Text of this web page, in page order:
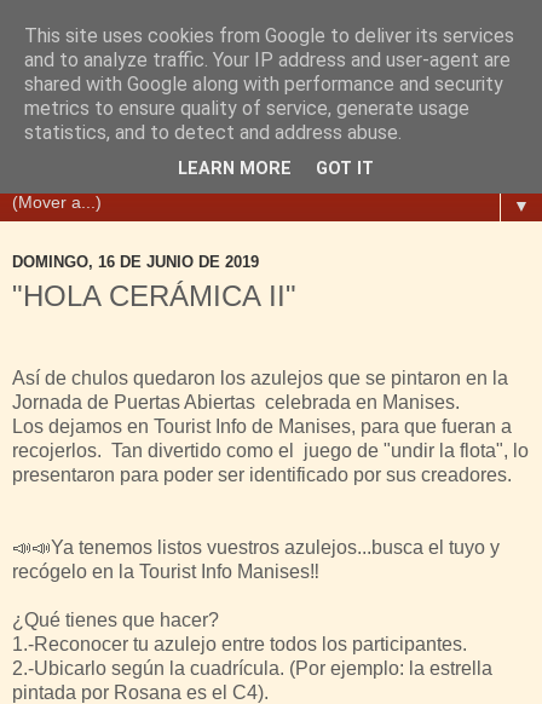
▼
DOMINGO, 16 DE JUNIO DE 2019
"HOLA CERÁMICA II"
Así de chulos quedaron los azulejos que se pintaron en la
Jornada de Puertas Abiertas celebrada en Manises.
Los dejamos en Tourist Info de Manises, para que fueran a
recojerlos. Tan divertido como el juego de "undir la flota", lo
presentaron para poder ser identificado por sus creadores.
📣📣Ya tenemos listos vuestros azulejos...busca el tuyo y
recógelo en la Tourist Info Manises‼️
¿Qué tienes que hacer?
1.-Reconocer tu azulejo entre todos los participantes.
2.-Ubicarlo según la cuadrícula. (Por ejemplo: la estrella
pintada por Rosana es el C4).
This site uses cookies from Google to deliver its services
and to analyze traffic. Your IP address and user-agent are
shared with Google along with performance and security
metrics to ensure quality of service, generate usage
statistics, and to detect and address abuse.
LEARN MORE GOT IT